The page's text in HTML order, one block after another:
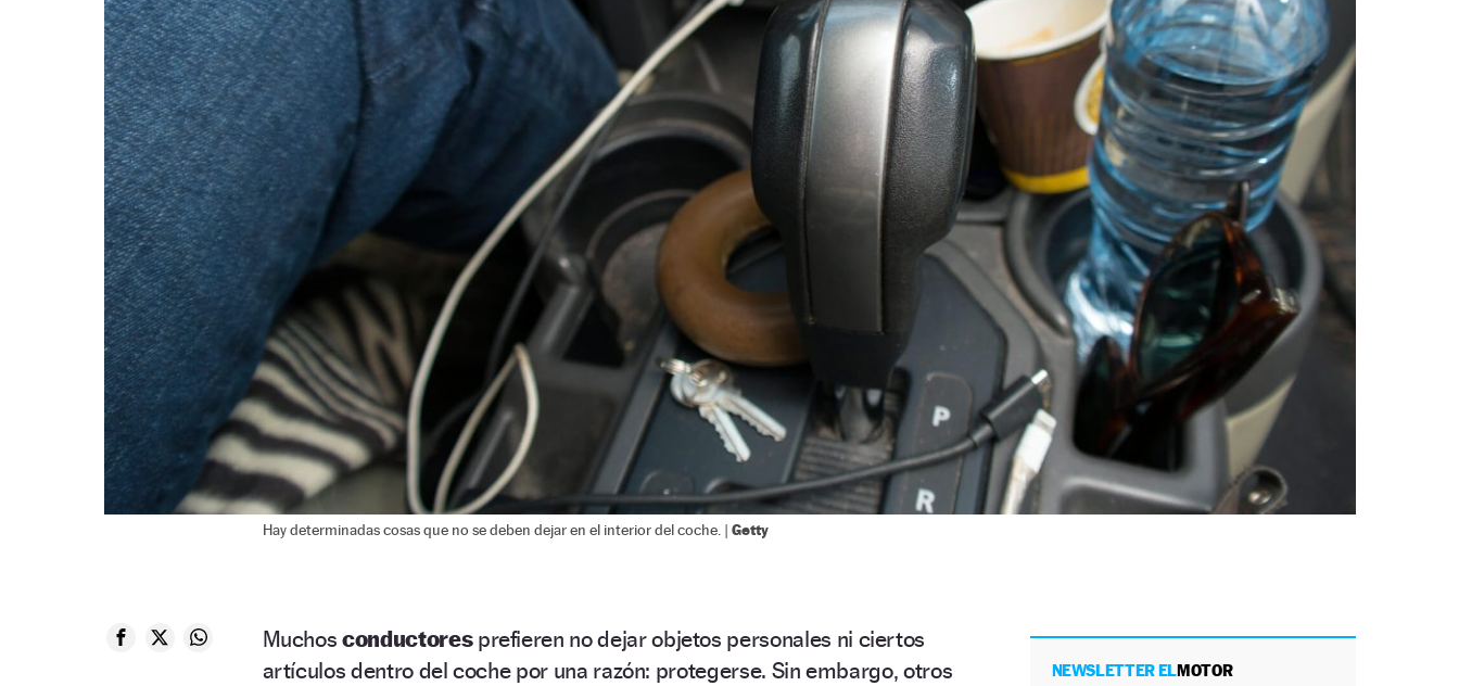
Hay determinadas cosas que no se deben dejar en el interior del coche. | Getty
Muchosconductores prefieren no dejar objetos personales ni ciertos
artículos dentro del coche por una razón: protegerse. Sin embargo, otros
NEWSLETTER ELMOTOR